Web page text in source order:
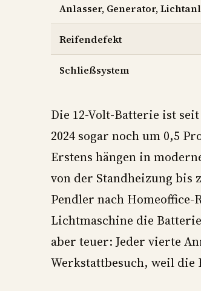
Anlasser, Generator,
Reifendefekt
Schließsystem
Die 12-Volt-Batterie ist
2024 sogar noch um 0,5
Erstens hängen in
von der Standheizung bis
Pendler nach
Lichtmaschine die
aber teuer: Jeder vierte
Werkstattbesuch, weil